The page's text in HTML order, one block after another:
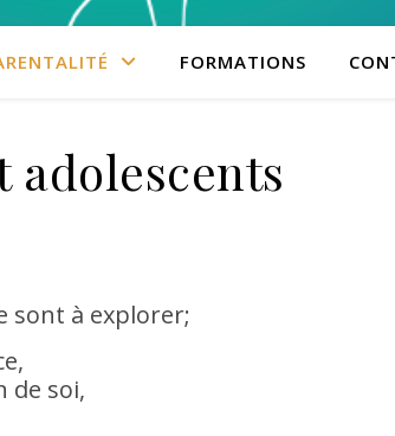
FORMATIONS
adolescents
sont à explorer;
de soi,